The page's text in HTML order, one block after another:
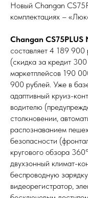
Новый Changan
комплектациях –
Changan CS75PLUS
составляет 4 189
(скидка за кредит
маркетплейсов 190
900 рублей. Уже в
адаптивный круиз-
водителю
столкновении,
распознаванием
безопасности
кругового обзора
двухзонный климат-
беспроводную
видеорегистратор,